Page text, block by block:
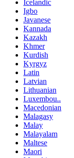
Icelandic
Igbo
Javanese
Kannada
Kazakh
Khmer
Kurdish
Kyrgyz
Latin
Latvian
Lithuanian
Luxembou..
Macedonian
Malagasy
Malay
Malayalam
Maltese
Maori